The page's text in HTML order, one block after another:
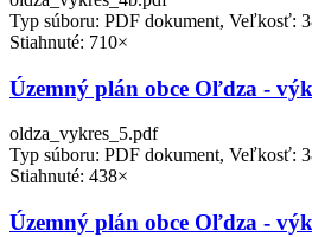
Typ súboru: PDF dokument, Veľkosť:
Stiahnuté: 710×
Územný plán obce Oľdza -
oldza_vykres_5.pdf
Typ súboru: PDF dokument, Veľkosť:
Stiahnuté: 438×
Územný plán obce Oľdza -